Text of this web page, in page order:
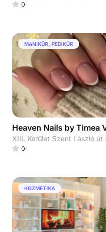
0
MANIKŰR, PEDIKŰR
Heaven Nails by Timea
XIII. Kerület Szent László
0
KOZMETIKA